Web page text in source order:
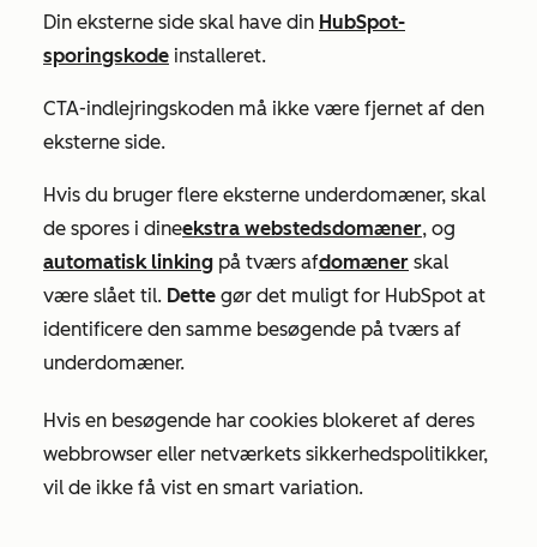
Din eksterne side skal have din HubSpot-
sporingskode installeret.
CTA-indlejringskoden må ikke være fjernet af den
eksterne side.
Hvis du bruger flere eksterne underdomæner, skal
de spores i dineekstra webstedsdomæner, og
automatisk linking på tværs afdomæner skal
være slået til. Dette gør det muligt for HubSpot at
identificere den samme besøgende på tværs af
underdomæner.
Hvis en besøgende har cookies blokeret af deres
webbrowser eller netværkets sikkerhedspolitikker,
vil de ikke få vist en smart variation.